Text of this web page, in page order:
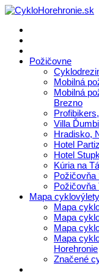
Požičovne
Mobilná
Mobilná
Brezno
Villa
Hradisko,
Hotel
Hotel
Kúria na
Požičovňa
Požičovňa
Mapa cyklovýlety
Mapa
Mapa
Mapa
Mapa
Horehronie
Značené